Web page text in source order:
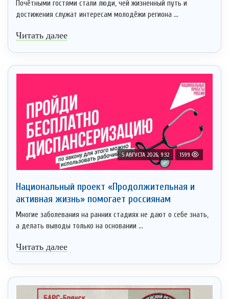
Почётными гостями стали люди, чей жизненный путь и
достижения служат интересам молодёжи региона ...
Читать далее
5 АВГУСТА 2026, 9:32 1599
Национальный проект «Продолжительная и
активная жизнь» помогает россиянам
Многие заболевания на ранних стадиях не дают о себе знать,
а делать выводы только на основании ...
Читать далее